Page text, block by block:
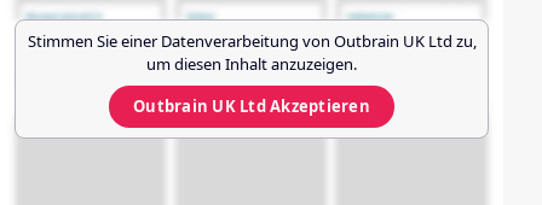
Stimmen Sie einer Datenverarbeitung von Outbrain UK Ltd zu,
um diesen Inhalt anzuzeigen.
Outbrain UK LtdAkzeptieren